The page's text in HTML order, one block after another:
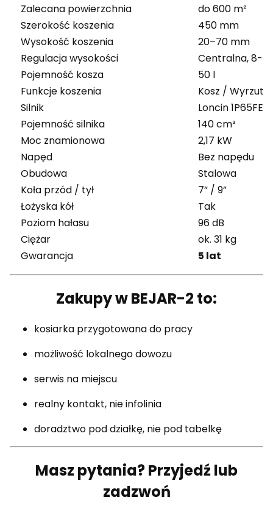
Zalecana powierzchnia
do 600 m²
Szerokość koszenia
450 mm
Wysokość koszenia
20–70 mm
Regulacja wysokości
Centralna, 8-
Pojemność kosza
50 l
Funkcje koszenia
Kosz / Wyrzut
Silnik
Loncin1P65FE-1
Pojemność silnika
140 cm³
Moc znamionowa
2,17 kW
Napęd
Bez napędu
Obudowa
Stalowa
Koła przód / tył
7” / 9”
Łożyska kół
Tak
Poziom hałasu
96 dB
Ciężar
ok. 31 kg
Gwarancja
5 lat
Zakupy w BEJAR-2 to:
kosiarka przygotowana do pracy
możliwość lokalnego dowozu
serwis na miejscu
realny kontakt, nie infolinia
doradztwo pod działkę, nie pod tabelkę
Masz pytania? Przyjedź lub
zadzwoń